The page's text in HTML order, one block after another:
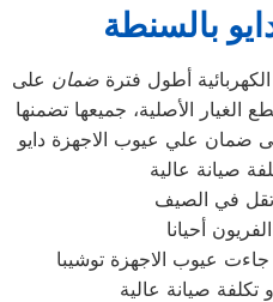
بالسنطة
أطول فترة ضمان على
الغيار الأصلية، جميعها تضمنها
ضمان علي عيوب الاجهزة دايو
جاءت عيوب الاجهزة توشيبا